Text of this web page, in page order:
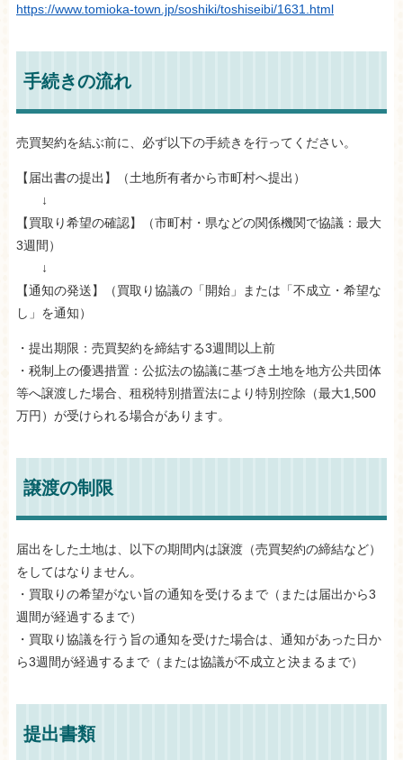
https://www.tomioka-town.jp/soshiki/toshiseibi/1631.html
手続きの流れ
売買契約を結ぶ前に、必ず以下の手続きを行ってください。
【届出書の提出】（土地所有者から市町村へ提出）
↓
【買取り希望の確認】（市町村・県などの関係機関で協議：最大
3週間）
↓
【通知の発送】（買取り協議の「開始」または「不成立・希望な
し」を通知）
・提出期限：売買契約を締結する3週間以上前
・税制上の優遇措置：公拡法の協議に基づき土地を地方公共団体
等へ譲渡した場合、租税特別措置法により特別控除（最大1,500
万円）が受けられる場合があります。
譲渡の制限
届出をした土地は、以下の期間内は譲渡（売買契約の締結など）
をしてはなりません。
・買取りの希望がない旨の通知を受けるまで（または届出から3
週間が経過するまで）
・買取り協議を行う旨の通知を受けた場合は、通知があった日か
ら3週間が経過するまで（または協議が不成立と決まるまで）
提出書類